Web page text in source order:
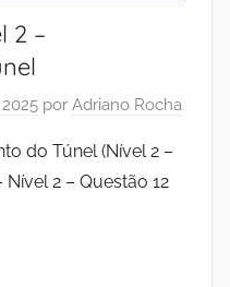
2 –
por Adriano Rocha
do Túnel (Nível 2 –
Nível 2 – Questão 12